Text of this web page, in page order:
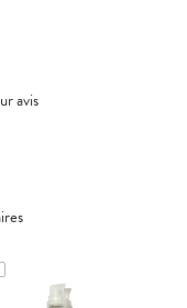
avis